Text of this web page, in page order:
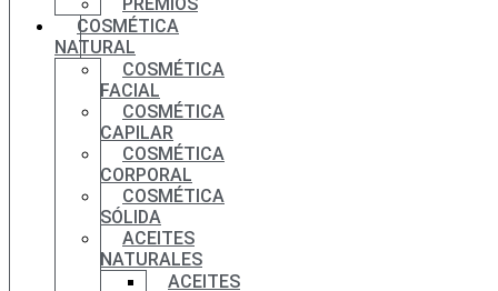
COSMÉTICA
NATURAL
COSMÉTICA
FACIAL
COSMÉTICA
CAPILAR
COSMÉTICA
CORPORAL
COSMÉTICA
SÓLIDA
ACEITES
NATURALES
ACEITES